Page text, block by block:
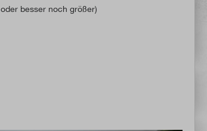
oder besser noch größer)